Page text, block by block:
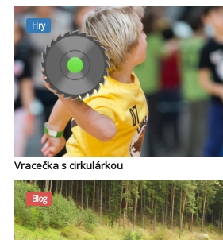
Hry
Vracečka s cirkulárkou
Blog